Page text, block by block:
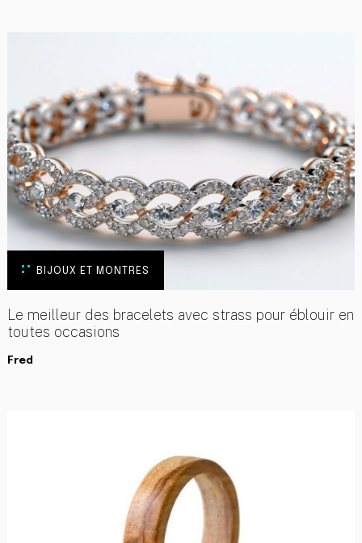
BIJOUX ET MONTRES
Le meilleur des bracelets avec strass pour éblouir en
toutes occasions
Fred